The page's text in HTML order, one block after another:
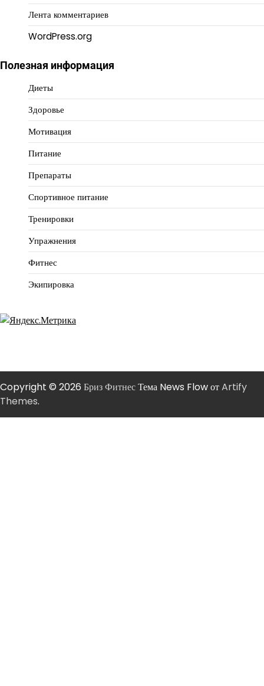
Лента комментариев
WordPress.org
Полезная информация
Диеты
Здоровье
Мотивация
Питание
Препараты
Спортивное питание
Тренировки
Упражнения
Фитнес
Экипировка
Copyright © 2026 Бриз ФитнесТема News Flow отArtify
Themes.